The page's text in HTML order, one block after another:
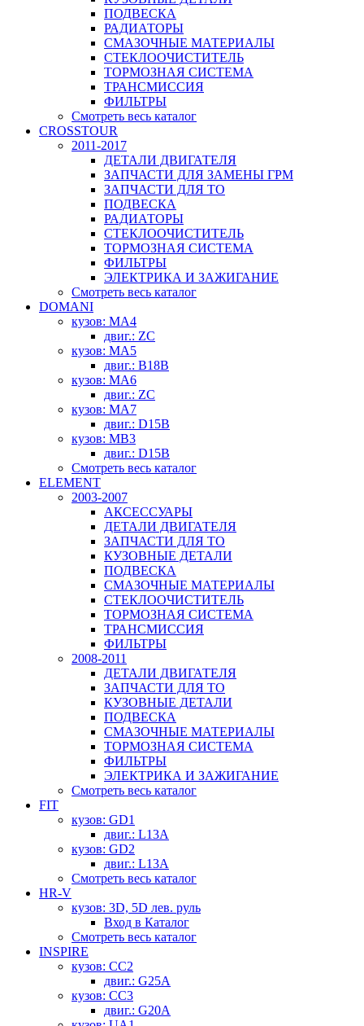
ПОДВЕСКА
РАДИАТОРЫ
СМАЗОЧНЫЕ МАТЕРИАЛЫ
СТЕКЛООЧИСТИТЕЛЬ
ТОРМОЗНАЯ СИСТЕМА
ТРАНСМИССИЯ
ФИЛЬТРЫ
Смотреть весь каталог
CROSSTOUR
2011-2017
ДЕТАЛИ ДВИГАТЕЛЯ
ЗАПЧАСТИ ДЛЯ ЗАМЕНЫ ГРМ
ЗАПЧАСТИ ДЛЯ ТО
ПОДВЕСКА
РАДИАТОРЫ
СТЕКЛООЧИСТИТЕЛЬ
ТОРМОЗНАЯ СИСТЕМА
ФИЛЬТРЫ
ЭЛЕКТРИКА И ЗАЖИГАНИЕ
Смотреть весь каталог
DOMANI
кузов: MA4
двиг.: ZC
кузов: MA5
двиг.: B18B
кузов: MA6
двиг.: ZC
кузов: MA7
двиг.: D15B
кузов: MB3
двиг.: D15B
Смотреть весь каталог
ELEMENT
2003-2007
АКСЕССУАРЫ
ДЕТАЛИ ДВИГАТЕЛЯ
ЗАПЧАСТИ ДЛЯ ТО
КУЗОВНЫЕ ДЕТАЛИ
ПОДВЕСКА
СМАЗОЧНЫЕ МАТЕРИАЛЫ
СТЕКЛООЧИСТИТЕЛЬ
ТОРМОЗНАЯ СИСТЕМА
ТРАНСМИССИЯ
ФИЛЬТРЫ
2008-2011
ДЕТАЛИ ДВИГАТЕЛЯ
ЗАПЧАСТИ ДЛЯ ТО
КУЗОВНЫЕ ДЕТАЛИ
ПОДВЕСКА
СМАЗОЧНЫЕ МАТЕРИАЛЫ
ТОРМОЗНАЯ СИСТЕМА
ФИЛЬТРЫ
ЭЛЕКТРИКА И ЗАЖИГАНИЕ
Смотреть весь каталог
FIT
кузов: GD1
двиг.: L13A
кузов: GD2
двиг.: L13A
Смотреть весь каталог
HR-V
кузов: 3D, 5D лев. руль
Вход в Каталог
Смотреть весь каталог
INSPIRE
кузов: CC2
двиг.: G25A
кузов: CC3
двиг.: G20A